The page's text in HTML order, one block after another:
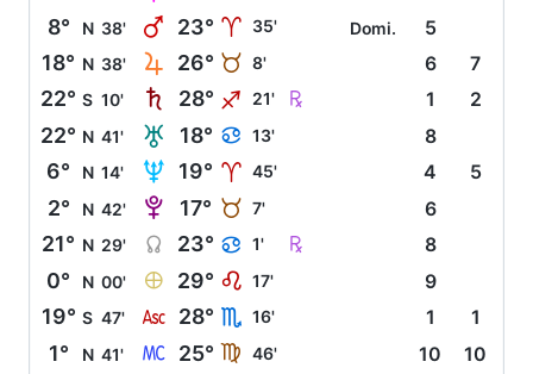
8° N 38' Q 23° A 35' Domi. 5
18° N 38' R 26° B 8' 6 7
22° S 10' S 28° I 21' Ç 1 2
22° N 41' T 18° D 13' 8
6° N 14' U 19° A 45' 4 5
2° N 42' V 17° B 7' 6
21° N 29' Y 23° D 1' Ç 8
0° N 00' È 29° E 17' 9
19° S 47' W 28° H 16' 1 1
1° N 41' X 25° F 46' 10 10